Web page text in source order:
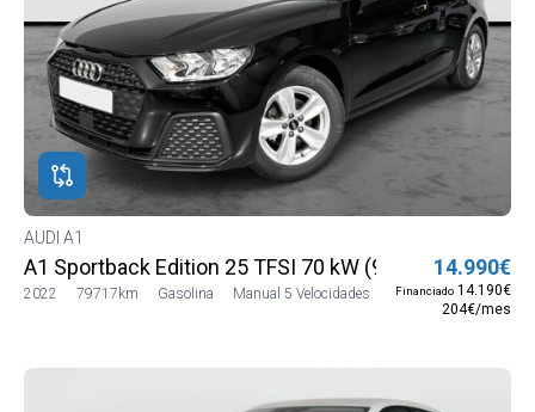
AUDI A1
A1 Sportback Edition 25 TFSI 70 kW (95 CV)
2022 79717km Gasolina Manual 5 Velocidades
14.990€
Financiado 14.190€
204€/mes